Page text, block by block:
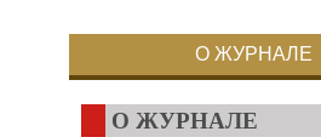
О ЖУРНАЛЕ
О ЖУРНАЛЕ